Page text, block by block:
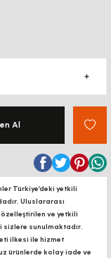
Al
Türkiye’deki yetkili
Uluslararası
ve yetkili
sizlere sunulmaktadır.
ilkesi ile hizmet
ürünlerde kolay iade ve